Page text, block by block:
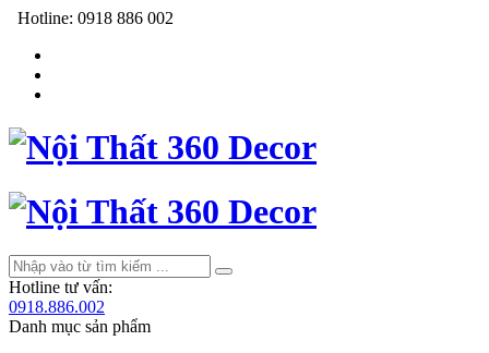
Hotline: 0918 886 002
Hotline tư vấn:
0918.886.002
Danh mục sản phẩm